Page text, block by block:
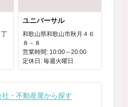
ユニバーサル
和歌山県和歌山市秋月４６
８－８
営業時間: 10:00～20:00
定休日: 毎週火曜日
・不動産屋から探す